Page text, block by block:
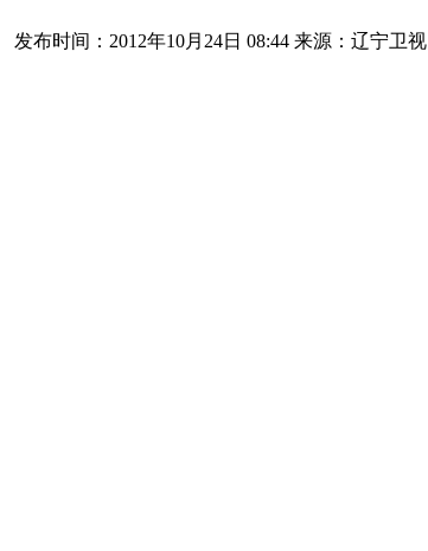
发布时间：2012年10月24日 08:44 来源：辽宁卫视